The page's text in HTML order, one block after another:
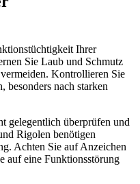
Ihrer
Sie Laub und Schmutz
Kontrollieren Sie
besonders nach starken
gelegentlich überprüfen und
Rigolen benötigen
Achten Sie auf Anzeichen
auf eine Funktionsstörung